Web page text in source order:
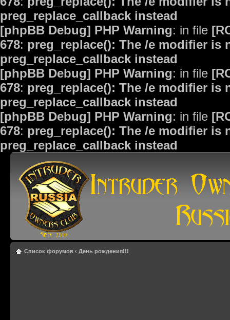
preg_replace_callback instead
[phpBB Debug] PHP Warning: in file
678: preg_replace(): The /e modifier is
preg_replace_callback instead
[phpBB Debug] PHP Warning: in file
678: preg_replace(): The /e modifier is
preg_replace_callback instead
[phpBB Debug] PHP Warning: in file
678: preg_replace(): The /e modifier is
preg_replace_callback instead
Список форумов ‹ День рождения!!!